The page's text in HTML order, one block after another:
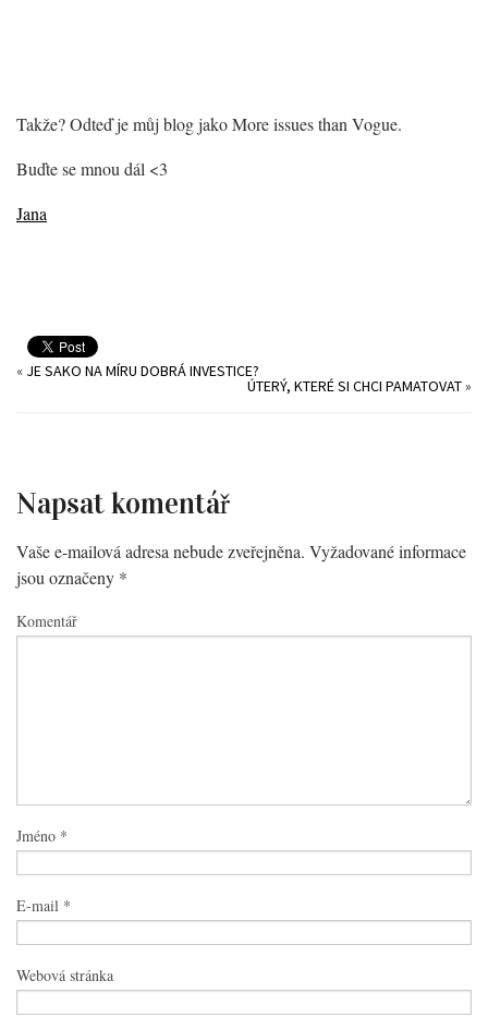
Takže? Odteď je můj blog jako More issues than Vogue.
Buďte se mnou dál <3
Jana
« JE SAKO NA MÍRU DOBRÁ INVESTICE?
ÚTERÝ, KTERÉ SI CHCI PAMATOVAT»
Napsat komentář
Vaše e-mailová adresa nebude zveřejněna. Vyžadované informace
jsou označeny *
Komentář
Jméno *
E-mail *
Webová stránka